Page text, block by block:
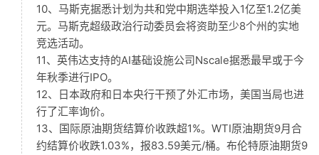
10、马斯克据悉计划为共和党中期选举投入1亿至1.2亿美
元。马斯克超级政治行动委员会将资助至少8个州的实地
竞选活动。
11、英伟达支持的AI基础设施公司Nscale据悉最早或于今
年秋季进行IPO。
12、日本政府和日本央行干预了外汇市场，美国当局也进
行了汇率询价。
13、国际原油期货结算价收跌超1%。WTI原油期货9月合
约结算价收跌1.03%，报83.59美元/桶。布伦特原油期货9